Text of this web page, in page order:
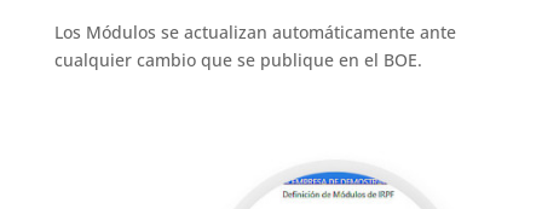
Los Módulos se actualizan automáticamente ante
cualquier cambio que se publique en el BOE.